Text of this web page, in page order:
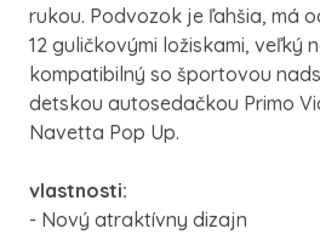
rukou. Podvozok je ľahšia, má
12 guličkovými ložiskami, veľký
kompatibilný so športovou
detskou autosedačkou Primo
Navetta Pop Up.
vlastnosti:
- Nový atraktívny dizajn